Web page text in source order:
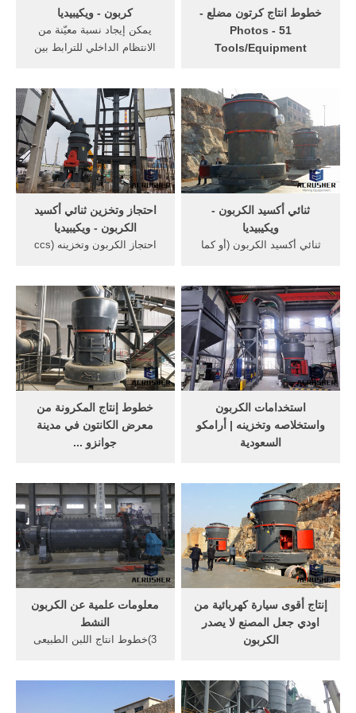
كربون - ويكيبيديا
يمكن إيجاد نسبة معيّنة من
الانتظام الداخلي للترابط بين
حيث توجد على سبيل المثال،
مادّة كربون لابلّوري رباعي،
تكون فيه نسبة 70% ...
‫خطوط انتاج كرتون مضلع -
51 Photos -
Tools/Equipment
this. ‎توريد ماكينات انتاج
الكرتون المضلع شامل السليتر
عرض 180سم سرعة تصل 200
متر سا عة ويمكن توريد
الماكينات الملحقة (خلاط النشا
والكومبرسور )‎
احتجاز وتخزين ثنائي أكسيد
الكربون - ويكيبيديا
احتجاز الكربون وتخزينه (ccs
من co2 في الغلاف الجوي
الناتجة عن استخدام الوقود
الأحفوري في توليد الطاقة
وغيرها من الصناعات التي co2
وذلك باحتجازه ونقله، وفي نهاية
...
ثنائي أكسيد الكربون -
ويكيبيديا
ثنائي أكسيد الكربون (أو كما
كيميائي من الأكسجين
والكربون له الصيغة الكيميائيّة
co 2.عند ظروف الضغط
والحرارة القياسيّتين يكون ثنائي
أكسيد الكربون على شكل غاز
عديم اللون ...
خطوط إنتاج المكرونة من
معرض الكانتون في مدينة
جوانزو ...
جلوبال التجارية بالصين لخطوط
انتاج المكرونة بمختلف أشكالها
...
استخدامات الكربون
واستخلاصه وتخزينه | أرامكو
السعودية
استحوذت أرامكو السعودية
على خط إنتاج بوليولات
كربونات البولي بروبيلين بتقنية
كونفيرج المملوكة لشركة
نوفومر.
معلومات علمية عن الكربون
النشط
3)خطوط انتاج اللبن الطبيعى
5)خطوط انتاج المواسير
إنتاج أقوى سيارة كهربائية من
اودي جعل المصنع لا يصدر
الكربون
توسيع وترفية ليتناسب مع
عملية إنتاج سيارات كهرباء